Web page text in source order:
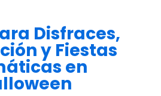
Disfraces,
y Fiestas
en